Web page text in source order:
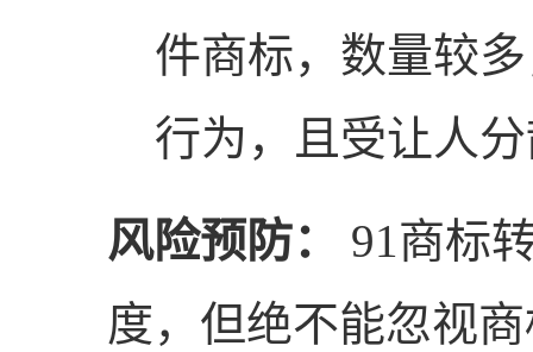
件商标，数量较
行为，且受让人
风险预防：
91商标
度，但绝不能忽视